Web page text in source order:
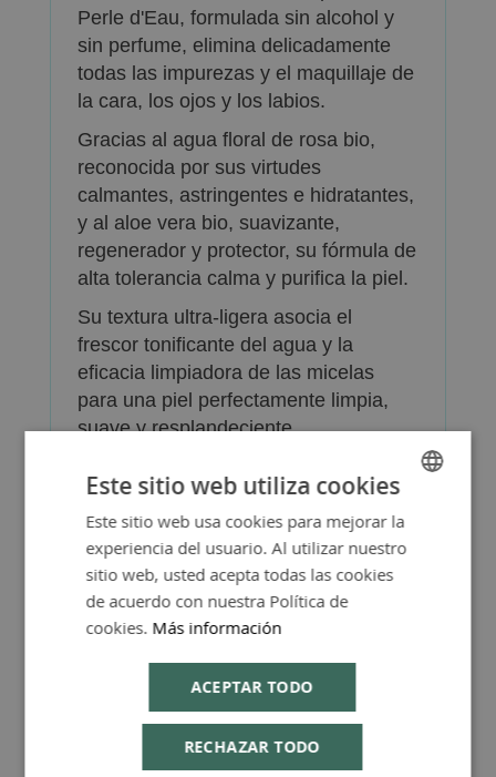
Perle d'Eau, formulada sin alcohol y
sin perfume, elimina delicadamente
todas las impurezas y el maquillaje de
la cara, los ojos y los labios.
Gracias al agua floral de rosa bio,
reconocida por sus virtudes
calmantes, astringentes e hidratantes,
y al aloe vera bio, suavizante,
regenerador y protector, su fórmula de
alta tolerancia calma y purifica la piel.
Su textura ultra-ligera asocia el
frescor tonificante del agua y la
eficacia limpiadora de las micelas
para una piel perfectamente limpia,
suave y resplandeciente.
Rosa bio, polvo de Aloe vera bio.
SPANISH
ENGLISH
Este sitio web utiliza cookies
Este sitio web usa cookies para mejorar la
experiencia del usuario. Al utilizar nuestro
sitio web, usted acepta todas las cookies
de acuerdo con nuestra Política de
cookies. Más información
ACEPTAR TODO
RECHAZAR TODO